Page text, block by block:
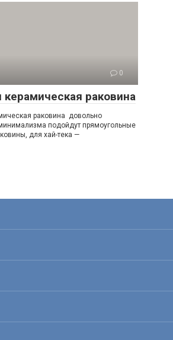
0
керамическая раковина
раковина довольно
подойдут прямоугольные
для хай-тека —